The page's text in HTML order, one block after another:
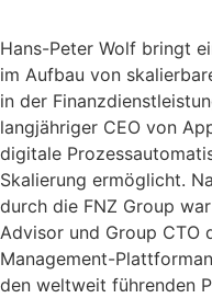
Hans-Peter Wolf bringt
im Aufbau von
in der
langjähriger CEO von
digitale
Skalierung ermöglicht.
durch die FNZ Group
Advisor und Group CTO
Management-
den weltweit führenden